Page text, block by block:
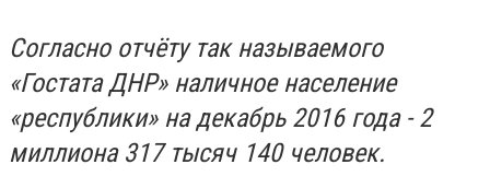
Согласно отчёту так называемого
«Гостата ДНР» наличное население
«республики» на декабрь 2016 года - 2
миллиона 317 тысяч 140 человек.